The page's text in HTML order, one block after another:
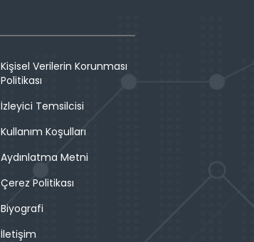
Kişisel Verilerin Korunması
Politikası
İzleyici Temsilcisi
Kullanım Koşulları
Aydınlatma Metni
Çerez Politikası
Biyografi
İletişim